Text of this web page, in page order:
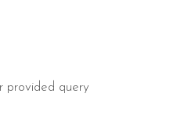
provided query